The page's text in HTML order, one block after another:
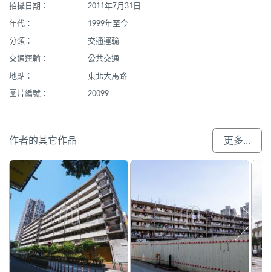
拍攝日期：
2011年7月31日
年代：
1999年至今
分類：
交通運輸
交通運輸：
公共交通
地點：
東北大馬路
圖片編號：
20099
作者的其它作品 更多...